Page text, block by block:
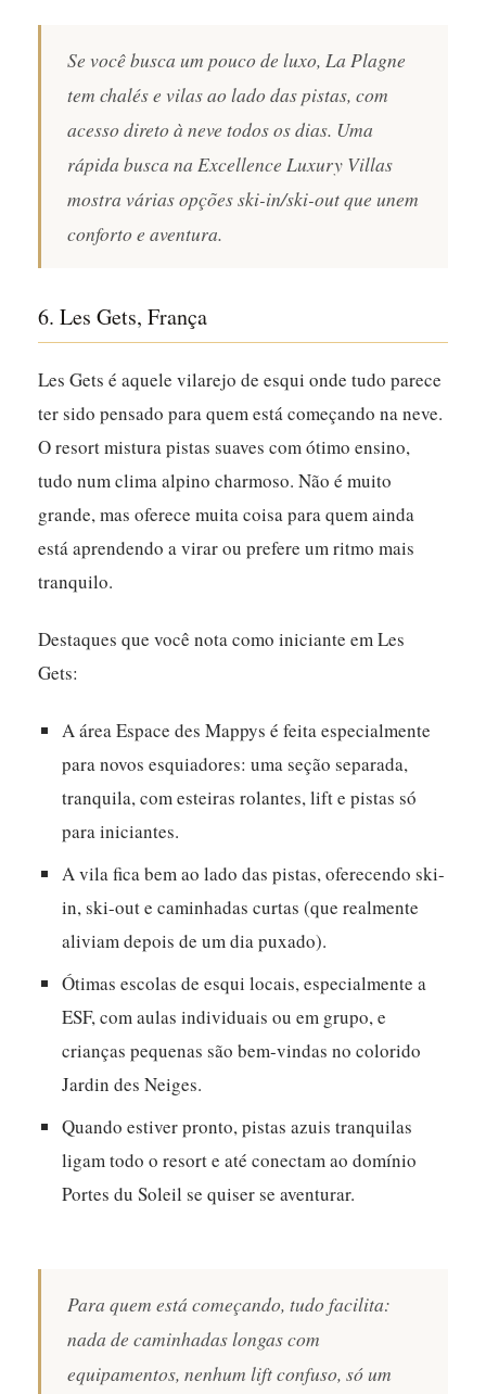
Se você busca um pouco de luxo, La Plagne
tem chalés e vilas ao lado das pistas, com
acesso direto à neve todos os dias. Uma
rápida busca na Excellence Luxury Villas
mostra várias opções ski-in/ski-out que unem
conforto e aventura.
6. Les Gets, França
Les Gets é aquele vilarejo de esqui onde tudo parece
ter sido pensado para quem está começando na neve.
O resort mistura pistas suaves com ótimo ensino,
tudo num clima alpino charmoso. Não é muito
grande, mas oferece muita coisa para quem ainda
está aprendendo a virar ou prefere um ritmo mais
tranquilo.
Destaques que você nota como iniciante em Les
Gets:
A área Espace des Mappys é feita especialmente
para novos esquiadores: uma seção separada,
tranquila, com esteiras rolantes, lift e pistas só
para iniciantes.
A vila fica bem ao lado das pistas, oferecendo ski-
in, ski-out e caminhadas curtas (que realmente
aliviam depois de um dia puxado).
Ótimas escolas de esqui locais, especialmente a
ESF, com aulas individuais ou em grupo, e
crianças pequenas são bem-vindas no colorido
Jardin des Neiges.
Quando estiver pronto, pistas azuis tranquilas
ligam todo o resort e até conectam ao domínio
Portes du Soleil se quiser se aventurar.
Para quem está começando, tudo facilita:
nada de caminhadas longas com
equipamentos, nenhum lift confuso, só um